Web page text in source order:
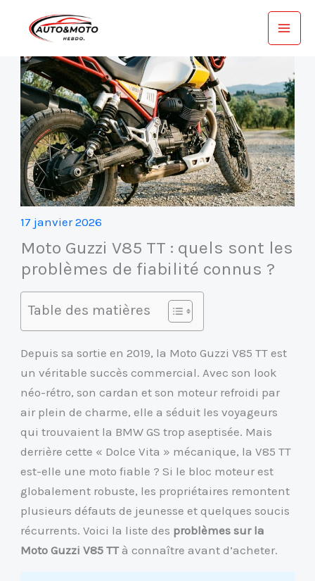
17 janvier 2026
Moto Guzzi V85 TT : quels sont les
problèmes de fiabilité connus ?
Table des matières
Depuis sa sortie en 2019, la Moto Guzzi V85 TT est
un véritable succès commercial. Avec son look
néo-rétro, son cardan et son moteur refroidi par
air plein de charme, elle a séduit les voyageurs
qui trouvaient la BMW GS trop aseptisée. Mais
derrière cette « Dolce Vita » mécanique, la V85 TT
est-elle une moto fiable ? Si le bloc moteur est
globalement robuste, les propriétaires remontent
plusieurs défauts de jeunesse et quelques soucis
récurrents. Voici la liste des problèmes sur la
Moto Guzzi V85 TTà connaître avant d’acheter.